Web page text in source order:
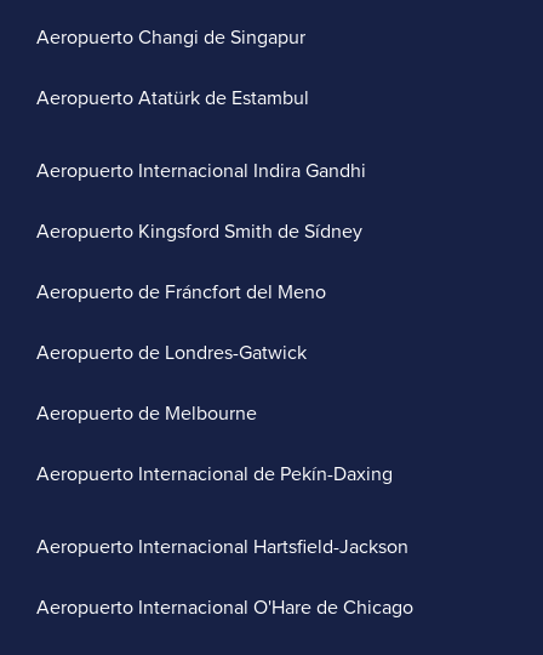
Aeropuerto Changi de Singapur
Aeropuerto Atatürk de Estambul
Aeropuerto Internacional Indira Gandhi
Aeropuerto Kingsford Smith de Sídney
Aeropuerto de Fráncfort del Meno
Aeropuerto de Londres-Gatwick
Aeropuerto de Melbourne
Aeropuerto Internacional de Pekín-Daxing
Aeropuerto Internacional Hartsfield-Jackson
Aeropuerto Internacional O'Hare de Chicago